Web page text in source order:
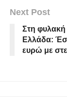
Next Post
Στη φυλακή
Ελλάδα:
ευρώ με